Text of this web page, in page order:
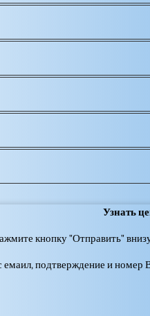
Узнать
кнопку "Отправить"
емаил, подтверждение и